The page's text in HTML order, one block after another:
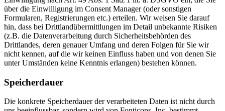
über die Einwilligung im Consent Manager (oder sonstigen
Formularen, Registrierungen etc.) erteilen. Wir weisen Sie darauf
hin, dass bei Drittlandübermittlungen im Detail unbekannte Risiken
(z.B. die Datenverarbeitung durch Sicherheitsbehörden des
Drittlandes, deren genauer Umfang und deren Folgen für Sie wir
nicht kennen, auf die wir keinen Einfluss haben und von denen Sie
unter Umständen keine Kenntnis erlangen) bestehen können.
Speicherdauer
Die konkrete Speicherdauer der verarbeiteten Daten ist nicht durch